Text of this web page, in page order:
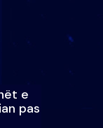
e
pas